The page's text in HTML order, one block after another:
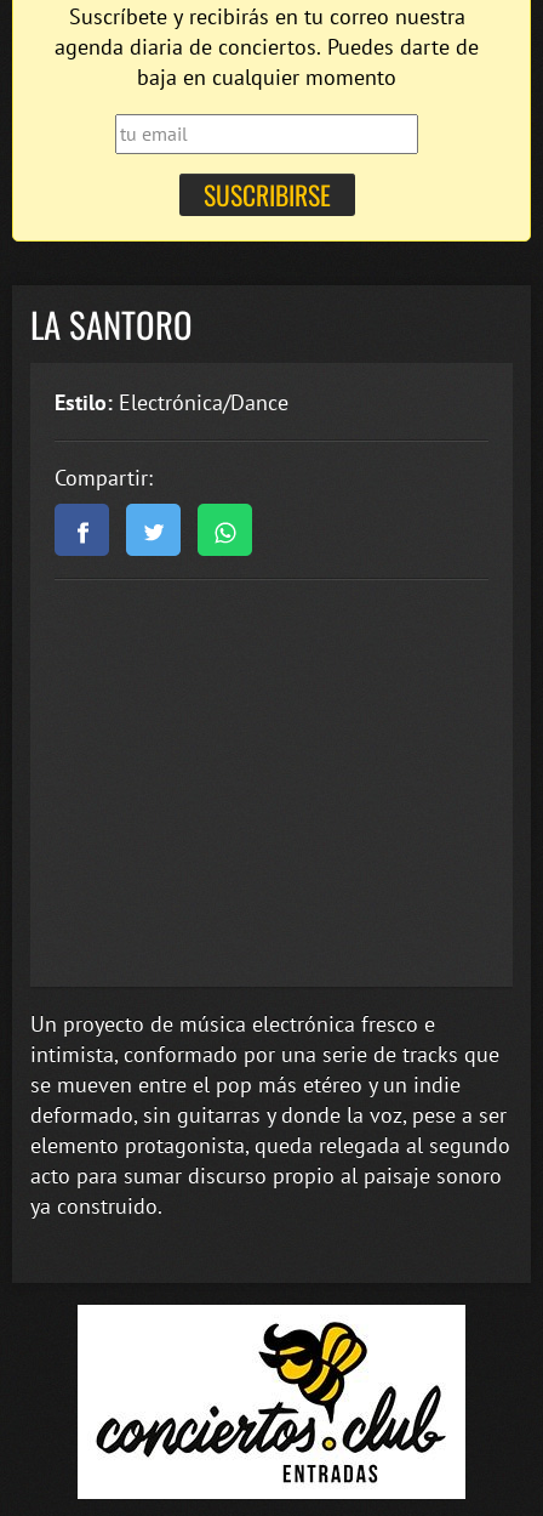
Suscríbete y recibirás en tu correo nuestra
agenda diaria de conciertos. Puedes darte de
baja en cualquier momento
LA SANTORO
Estilo: Electrónica/Dance
Compartir:
Un proyecto de música electrónica fresco e
intimista, conformado por una serie de tracks que
se mueven entre el pop más etéreo y un indie
deformado, sin guitarras y donde la voz, pese a ser
elemento protagonista, queda relegada al segundo
acto para sumar discurso propio al paisaje sonoro
ya construido.